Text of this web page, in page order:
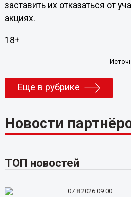
заставить их отказаться от
акциях.
18+
Еще в рубрике
Новости
ТОП новостей
07.8.2026 09:00